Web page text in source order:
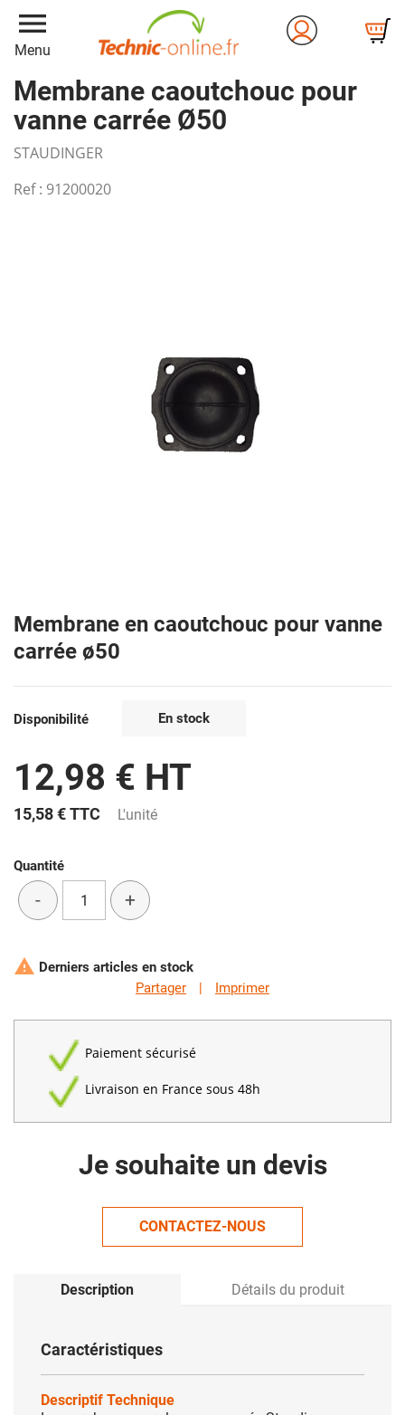
menu
Menu
Membrane caoutchouc pour
vanne carrée Ø50
STAUDINGER
Ref : 91200020
Membrane en caoutchouc pour vanne
carrée ø50
Disponibilité En stock
12,98 € HT
15,58 €TTC L'unité
Quantité
- +
 Derniers articles en stock
Partager
| Imprimer
Paiement sécurisé
Livraison en France sous 48h
Je souhaite un devis
CONTACTEZ-NOUS
Description Détails du produit
Caractéristiques
Descriptif Technique